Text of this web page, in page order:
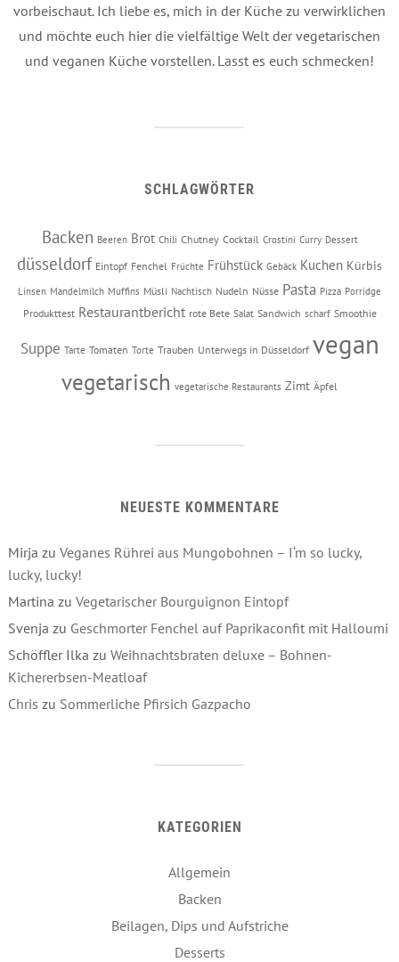
vorbeischaut. Ich liebe es, mich in der Küche zu verwirklichen
und möchte euch hier die vielfältige Welt der vegetarischen
und veganen Küche vorstellen. Lasst es euch schmecken!
SCHLAGWÖRTER
Backen Beeren Brot Chili Chutney Cocktail Crostini Curry Dessert
düsseldorf Eintopf Fenchel Früchte Frühstück Gebäck Kuchen Kürbis
Linsen Mandelmilch Muffins Müsli Nachtisch Nudeln Nüsse Pasta Pizza Porridge
Produkttest Restaurantbericht rote Bete Salat Sandwich scharf Smoothie
Suppe Tarte Tomaten Torte Trauben Unterwegs in Düsseldorf vegan
vegetarisch vegetarische Restaurants Zimt Äpfel
NEUESTE KOMMENTARE
Mirja zu Veganes Rührei aus Mungobohnen – I‘m so lucky,
lucky, lucky!
Martina zu Vegetarischer Bourguignon Eintopf
Svenja zu Geschmorter Fenchel auf Paprikaconfit mit Halloumi
Schöffler Ilka zu Weihnachtsbraten deluxe – Bohnen-
Kichererbsen-Meatloaf
Chris zu Sommerliche Pfirsich Gazpacho
KATEGORIEN
Allgemein
Backen
Beilagen, Dips und Aufstriche
Desserts